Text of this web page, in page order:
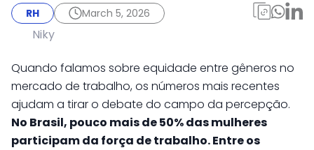
Mulheres no mercado
de trabalho: como
está a participação
feminina nas
empresas brasileiras
RH March 5, 2026
Niky
Quando falamos sobre equidade entre gêneros no
mercado de trabalho, os números mais recentes
ajudam a tirar o debate do campo da percepção.
No Brasil, pouco mais de 50% das mulheres
participam da força de trabalho. Entre os